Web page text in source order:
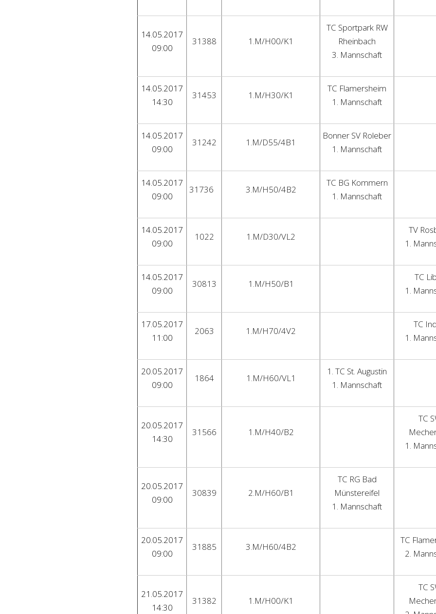
14.05.2017
09:00
31388 1.M/H00/K1
TC Sportpark RW
Rheinbach
3. Mannschaft
14.05.2017
14:30
31453 1.M/H30/K1
TC Flamersheim
1. Mannschaft
14.05.2017
09:00
31242 1.M/D55/4B1
Bonner SV Roleber
1. Mannschaft
14.05.2017
09:00
31736 3.M/H50/4B2
TC BG Kommern
1. Mannschaft
14.05.2017
09:00
1022 1.M/D30/VL2
TV
1.
14.05.2017
09:00
30813 1.M/H50/B1
TC
1.
17.05.2017
11:00
2063 1.M/H70/4V2
TC
1.
20.05.2017
09:00
1864 1.M/H60/VL1
1. TC St. Augustin
1. Mannschaft
20.05.2017
14:30
31566 1.M/H40/B2
TC
1.
20.05.2017
09:00
30839 2.M/H60/B1
TC RG Bad
Münstereifel
1. Mannschaft
20.05.2017
09:00
31885 3.M/H60/4B2
TC
2.
21.05.2017
14:30
31382 1.M/H00/K1
TC